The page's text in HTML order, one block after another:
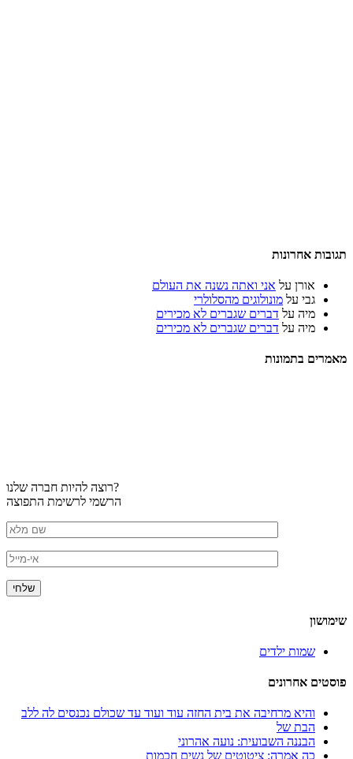
תגובות אחרונות
אורן על אני ואתה נשנה את העולם
גבי על מונולוגים מהסלולרי
מיה על דברים שגברים לא מכירים
מיה על דברים שגברים לא מכירים
מאמרים בתמונות
רוצה להיות חברה שלנו?
הרשמי לרשימת התפוצה
שימושון
שמות ילדים
פוסטים אחרונים
והיא מרחיבה את בית החזה עוד ועוד עד שכולם נכנסים לה ללב
הבת של
הבננה השבועית: נועה אהרוני
כה אמרה: ציטוטים של נשים חכמות